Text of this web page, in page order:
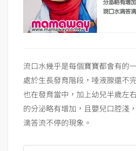
流口水幾乎是每個寶寶都會有的
處於生長發育階段，唾液腺還不
也在發育當中，加上幼兒半歲左
的分泌略有增加，且嬰兒口腔淺
滴答流不停的現象。